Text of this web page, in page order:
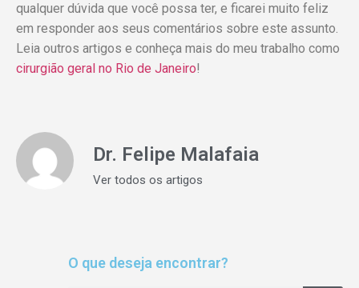
qualquer dúvida que você possa ter, e ficarei muito feliz
em responder aos seus comentários sobre este assunto.
Leia outros artigos e conheça mais do meu trabalho como
cirurgião geral no Rio de Janeiro!
Dr. Felipe Malafaia
Ver todos os artigos
O que deseja encontrar?